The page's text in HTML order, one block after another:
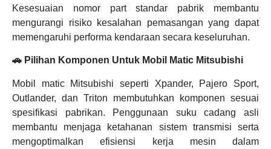
Kesesuaian nomor part standar pabrik membantu
mengurangi risiko kesalahan pemasangan yang dapat
memengaruhi performa kendaraan secara keseluruhan.
🚗 Pilihan Komponen Untuk Mobil Matic Mitsubishi
Mobil matic Mitsubishi seperti Xpander, Pajero Sport,
Outlander, dan Triton membutuhkan komponen sesuai
spesifikasi pabrikan. Penggunaan suku cadang asli
membantu menjaga ketahanan sistem transmisi serta
mengoptimalkan efisiensi kerja mesin dalam